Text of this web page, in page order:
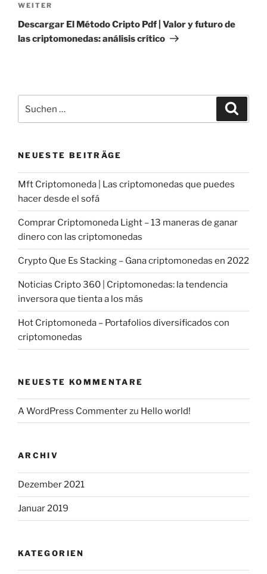
Nächster
Beitrag
WEITER
Descargar El Método Cripto Pdf | Valor y futuro de
las criptomonedas: análisis crítico
nach:
NEUESTE BEITRÄGE
Mft Criptomoneda | Las criptomonedas que puedes
hacer desde el sofá
Comprar Criptomoneda Light – 13 maneras de ganar
dinero con las criptomonedas
Crypto Que Es Stacking – Gana criptomonedas en 2022
Noticias Cripto 360 | Criptomonedas: la tendencia
inversora que tienta a los más
Hot Criptomoneda – Portafolios diversificados con
criptomonedas
NEUESTE KOMMENTARE
A WordPress Commenterzu Hello world!
ARCHIV
Dezember 2021
Januar 2019
KATEGORIEN